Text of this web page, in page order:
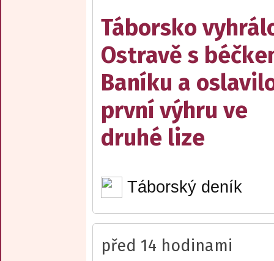
Táborsko
Ostravě s
Baníku a
první výhru ve
druhé lize
Táborský deník
před 14 hodinami